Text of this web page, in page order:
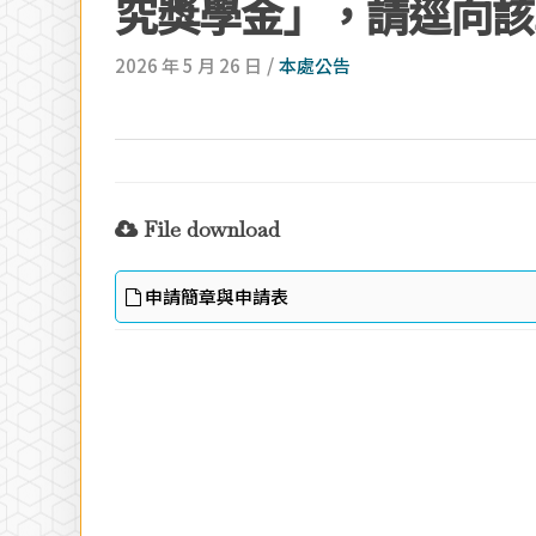
究獎學金」，請逕向
2026 年 5 月 26 日 /本處公告
File download
申請簡章與申請表